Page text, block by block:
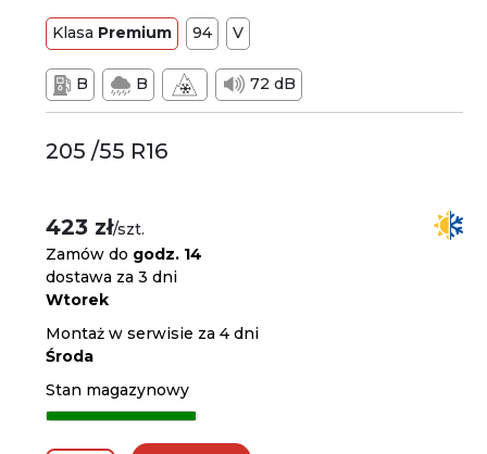
Klasa Premium 94 V
B B 72 dB
205 /55 R16
423 zł/szt.
Zamów do godz. 14
dostawa za 3 dni
Wtorek
Montaż w serwisie za 4 dni
Środa
Stan magazynowy